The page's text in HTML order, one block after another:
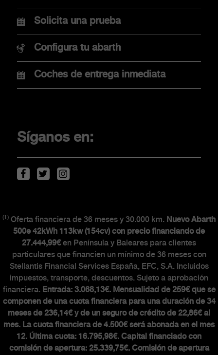
Nuevo Abarth 600e
Nuevo Abarth 500e
COMPRA
Financiación
Localiza tu concesionario
Descarga de Catálogos
CLIENTES
The Scorpionship
Asistencia y recambios
Accesorios
MUNDO ABARTH
Solicita una prueba
Configura tu abarth
Coches de entrega inmediata
Síganos en:
(1) Oferta financiera de 36 meses y 30.000 km. Nuevo Abarth
500e 42kWh 113kw (154cv) con precio financiando de
27.444,99€en Península y Baleares para clientes
particulares que financien un mínimo de 36 meses con
Stellantis Financial Services España, EFC, S.A. Incluidos
impuestos, transporte, descuentos. Sujeto a aprobación
financiera. Entrada: 3.068,13€. Mensualidad de 259€ que se
componen de una cuota financiera para una duración de 34
meses de 236,14€ y de un seguro de crédito de 22,86€ al
mes. La cuota financiera de 4.500€ será abonada en el mes
12. Última cuota: 16.795,98€. Capital financiado con
comisión de apertura: 25.339,75€. Comisión de apertura